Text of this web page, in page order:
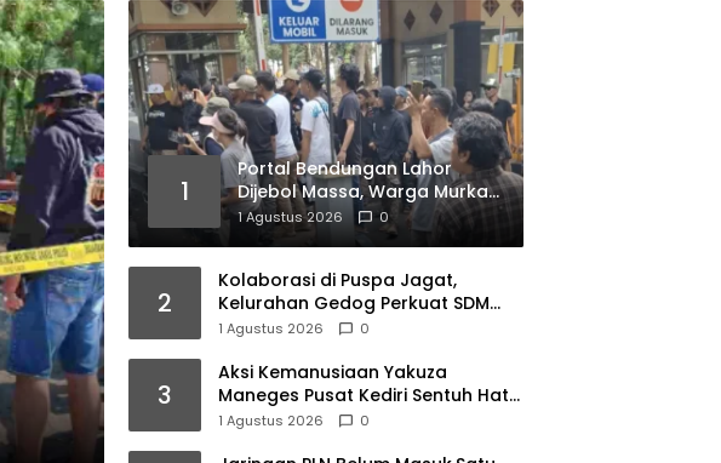
1
Portal Bendungan Lahor
Dijebol Massa, Warga Murka
Kebijakan PJT I Dinilai Matikan
Ekonomi Rakyat
1 Agustus 2026 0
2
Kolaborasi di Puspa Jagat,
Kelurahan Gedog Perkuat SDM
untuk Kelola Potensi Daerah
1 Agustus 2026 0
3
Aksi Kemanusiaan Yakuza
Maneges Pusat Kediri Sentuh Hati,
Berbagi Kasih Bersama Lansia di
1 Agustus 2026 0